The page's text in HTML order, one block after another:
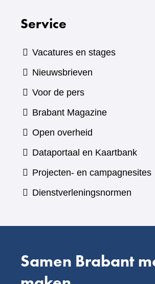
Service
Vacatures en stages
Nieuwsbrieven
Voor de pers
Brabant Magazine(verwijst
andere
website)
Open overheid
Dataportaal en Kaartbank
naar
Projecten- en campagnesites
Dienstverleningsnormen
Samen Brabant